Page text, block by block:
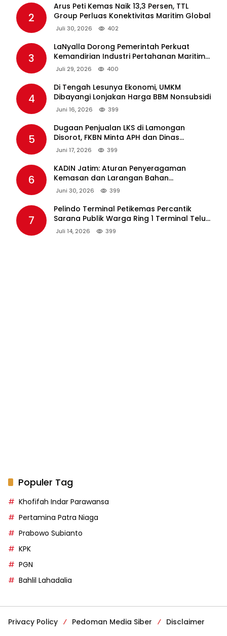
2
Arus Peti Kemas Naik 13,3 Persen, TTL
Group Perluas Konektivitas Maritim Global
Juli 30, 2026 402
3
LaNyalla Dorong Pemerintah Perkuat
Kemandirian Industri Pertahanan Maritim
Lewat PT PAL
Juli 29, 2026 400
4
Di Tengah Lesunya Ekonomi, UMKM
Dibayangi Lonjakan Harga BBM Nonsubsidi
Juni 16, 2026 399
5
Dugaan Penjualan LKS di Lamongan
Disorot, FKBN Minta APH dan Dinas
Pendidikan Bertindak Tegas.
Juni 17, 2026 399
6
KADIN Jatim: Aturan Penyeragaman
Kemasan dan Larangan Bahan
Tambahan Berpotensi Ganggu Industri
Tembakau
Juni 30, 2026 399
7
Pelindo Terminal Petikemas Percantik
Sarana Publik Warga Ring 1 Terminal Teluk
Lamong Lewat Program TJSL
Juli 14, 2026 399
Populer Tag
Khofifah Indar Parawansa
Pertamina Patra Niaga
Prabowo Subianto
KPK
PGN
Bahlil Lahadalia
Privacy Policy Pedoman Media Siber
Disclaimer